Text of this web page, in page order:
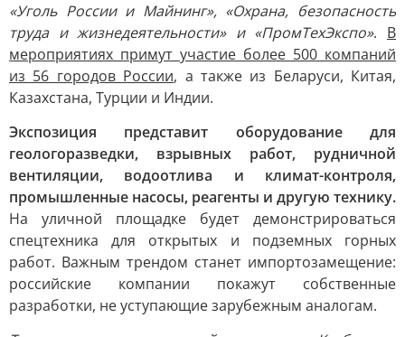
«Уголь России и Майнинг», «Охрана, безопасность
труда и жизнедеятельности» и «ПромТехЭкспо». В
мероприятиях примут участие более 500 компаний
из 56 городов России, а также из Беларуси, Китая,
Казахстана, Турции и Индии.
Экспозиция представит оборудование для
геологоразведки, взрывных работ, рудничной
вентиляции, водоотлива и климат-контроля,
промышленные насосы, реагенты и другую технику.
На уличной площадке будет демонстрироваться
спецтехника для открытых и подземных горных
работ. Важным трендом станет импортозамещение:
российские компании покажут собственные
разработки, не уступающие зарубежным аналогам.